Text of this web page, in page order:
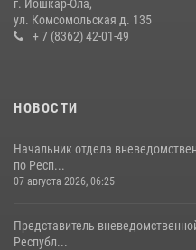
Управление Росгвардии по
г. Йошкар-Ола,
ул. Комсомольская д. 135
+ 7 (8362) 42-01-49
НОВОСТИ
Начальник отдела
по Респ...
07 августа 2026, 06:25
Представитель
Республ...